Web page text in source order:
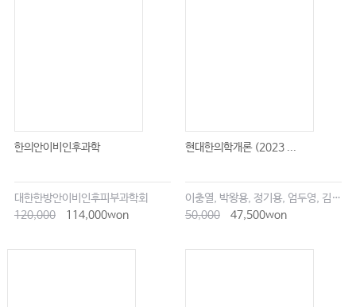
한의안이비인후과학
대한한방안이비인후피부과학회
120,000
114,000won
현대한의학개론 (2023 ...
이충열, 박왕용, 정기용, 엄두영, 김창업
50,000
47,500won